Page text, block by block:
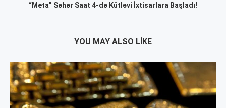
“Meta” Səhər Saat 4-də Kütləvi İxtisarlara Başladı!
YOU MAY ALSO LIKE